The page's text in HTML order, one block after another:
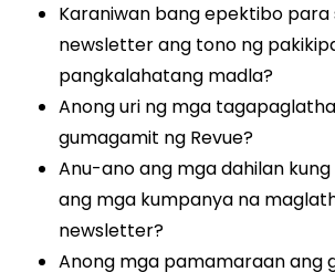
Karaniwan bang epektibo para
newsletter ang tono ng
pangkalahatang madla?
Anong uri ng mga
gumagamit ng Revue?
Anu-ano ang mga dahilan
ang mga kumpanya na
newsletter?
Anong mga pamamaraan ang